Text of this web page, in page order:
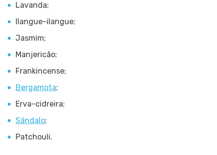
Lavanda;
Ilangue-ilangue;
Jasmim;
Manjericão;
Frankincense;
Bergamota;
Erva-cidreira;
Sândalo;
Patchouli.